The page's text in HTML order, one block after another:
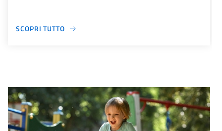
SCOPRI TUTTO